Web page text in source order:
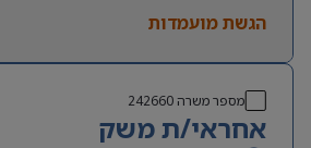
הגשת מועמדות
מספר משרה242660
אחראי/ת משק